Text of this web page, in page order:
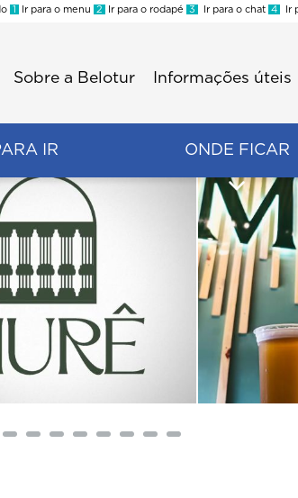
1 Ir para o menu 2 Ir para o rodapé 3 Ir para o chat 4 Ir
Sobre a Belotur Informações úteis
IR ONDE FICAR